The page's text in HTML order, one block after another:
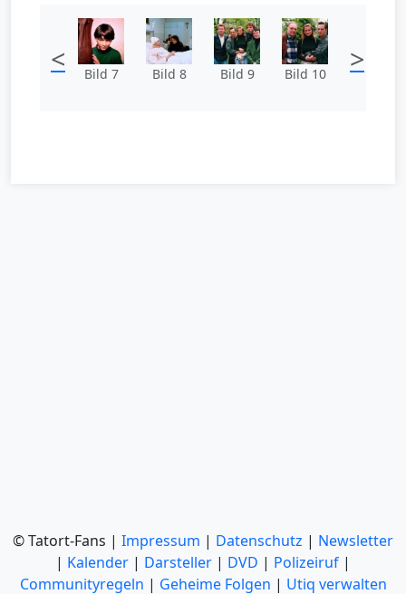
< Bild 7 Bild 8 Bild 9 Bild 10 >
© Tatort-Fans | Impressum | Datenschutz | Newsletter
| Kalender | Darsteller | DVD | Polizeiruf |
Communityregeln | Geheime Folgen | Utiq verwalten